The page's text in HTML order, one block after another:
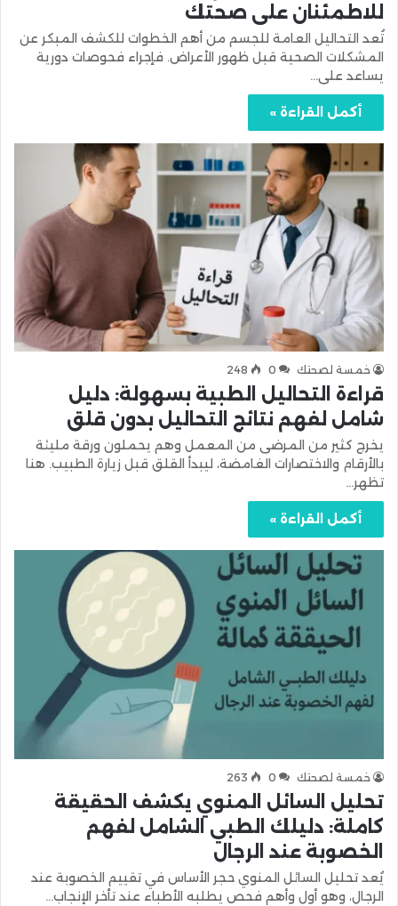
للاطمئنان على صحتك
تُعد التحاليل العامة للجسم من أهم الخطوات للكشف المبكر عن
المشكلات الصحية قبل ظهور الأعراض. فإجراء فحوصات دورية
يساعد على…
أكمل القراءة »
خمسة لصحتك 0
248
قراءة التحاليل الطبية بسهولة: دليل
شامل لفهم نتائج التحاليل بدون قلق
يخرج كثير من المرضى من المعمل وهم يحملون ورقة مليئة
بالأرقام والاختصارات الغامضة، ليبدأ القلق قبل زيارة الطبيب. هنا
تظهر…
أكمل القراءة »
خمسة لصحتك 0
263
تحليل السائل المنوي يكشف الحقيقة
كاملة: دليلك الطبي الشامل لفهم
الخصوبة عند الرجال
يُعد تحليل السائل المنوي حجر الأساس في تقييم الخصوبة عند
الرجال، وهو أول وأهم فحص يطلبه الأطباء عند تأخر الإنجاب…